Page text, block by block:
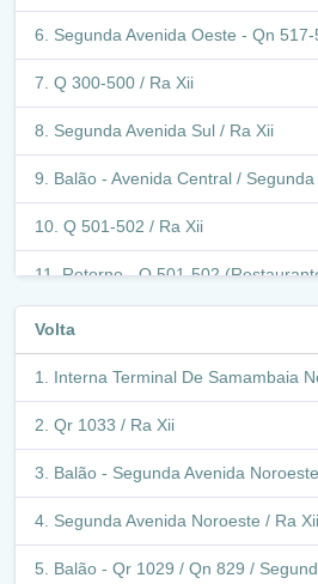
Segunda Avenida Oeste - Qn
Q 300-500 / Ra Xii
Segunda Avenida Sul / Ra Xii
Balão - Avenida Central /
Q 501-502 / Ra Xii
Retorno - Q 501-502
Balão - Avenida Central /
Segunda Avenida Sul / Ra Xii
Balão - Avenida Leste / Segunda
Avenida Leste / Ra Xii
Balão - Avenida Leste / Primeira
Volta
Interna Terminal De Samambaia
Qr 1033 / Ra Xii
Balão - Segunda Avenida
Segunda Avenida Noroeste / Ra Xii
Balão - Qr 1029 / Qn 829 /